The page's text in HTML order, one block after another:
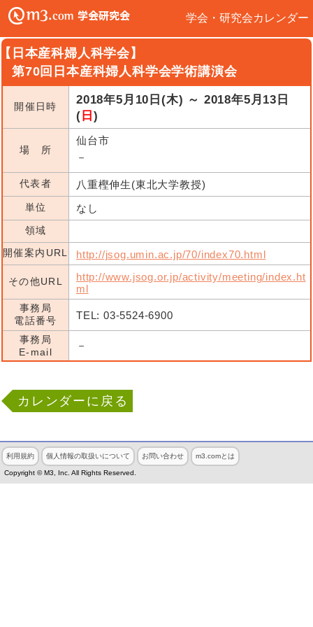
学会・研究会カレンダー
日本産科婦人科学会】
第70回日本産科婦人科学会学術講演会
開催日時
2018年5月10日(木) ～ 2018年5月13日
( 日 )
場 所
仙台市
－
代表者 八重樫伸生(東北大学教授)
単位 なし
領域
開催案内URL
http://jsog.umin.ac.jp/70/index70.html
その他URL
http://www.jsog.or.jp/activity/meeting/index.ht
ml
事務局
電話番号
TEL: 03-5524-6900
事務局
E-mail
－
カレンダーに戻る
利用規約 個人情報の取扱いについて お問い合わせ m3.comとは
Copyright © M3, Inc. All Rights Reserved.